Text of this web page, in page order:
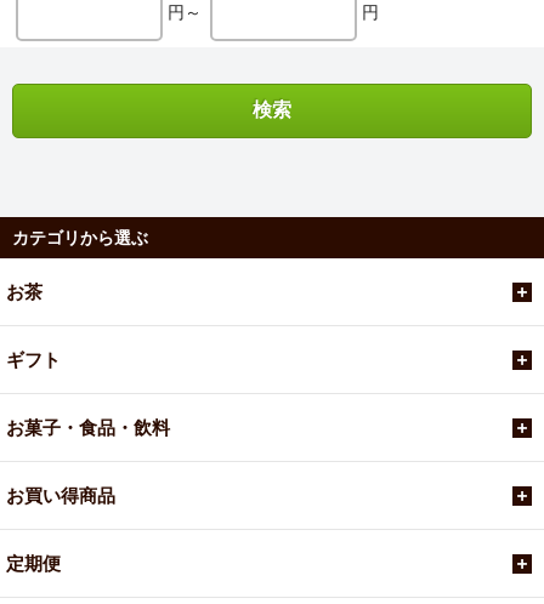
円～ 円
カテゴリから選ぶ
お茶
ギフト
お菓子・食品・飲料
お買い得商品
定期便